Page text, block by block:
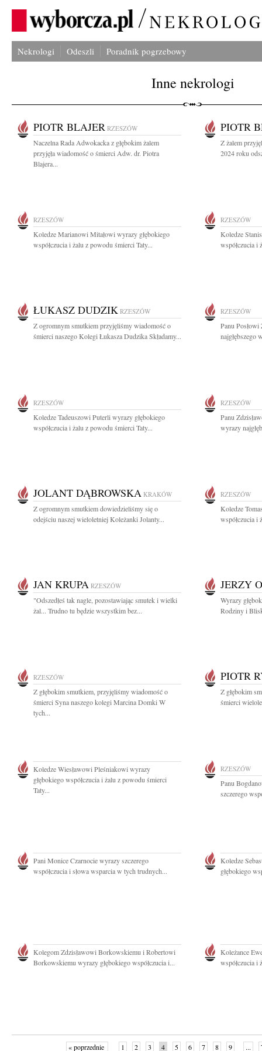
Nekrologi Odeszli Poradnik pogrzebowy
Inne nekrologi
PIOTR BLAJER RZESZÓW
Naczelna Rada Adwokacka z głębokim żalem
przyjęła wiadomość o śmierci Adw. dr. Piotra
Blajera...
PIOTR
Z żalem
2024 roku
RZESZÓW
Koledze Marianowi Mitałowi wyrazy głębokiego
współczucia i żalu z powodu śmierci Taty...
RZESZÓW
Koledze
współczucia i
ŁUKASZ DUDZIK RZESZÓW
Z ogromnym smutkiem przyjęliśmy wiadomość o
śmierci naszego Kolegi Łukasza Dudzika Składamy...
RZESZÓW
Panu
najgłębszego
RZESZÓW
Koledze Tadeuszowi Puterli wyrazy głębokiego
współczucia i żalu z powodu śmierci Taty...
RZESZÓW
Panu
wyrazy
JOLANT DĄBROWSKA KRAKÓW
Z ogromnym smutkiem dowiedzieliśmy się o
odejściu naszej wieloletniej Koleżanki Jolanty...
RZESZÓW
Koledze
współczucia i
JAN KRUPA RZESZÓW
"Odszedłeś tak nagle, pozostawiając smutek i wielki
żal... Trudno tu będzie wszystkim bez...
JERZY
Wyrazy
Rodziny i
RZESZÓW
Z głębokim smutkiem, przyjęliśmy wiadomość o
śmierci Syna naszego kolegi Marcina Domki W
tych...
PIOTR
Z głębokim
śmierci
Koledze Wiesławowi Pleśniakowi wyrazy
głębokiego współczucia i żalu z powodu śmierci
Taty...
RZESZÓW
Panu
szczerego
Pani Monice Czarnocie wyrazy szczerego
współczucia i słowa wsparcia w tych trudnych...
Koledze
głębokiego
Kolegom Zdzisławowi Borkowskiemu i Robertowi
Borkowskiemu wyrazy głębokiego współczucia i...
Koleżance
współczucia i
« poprzednie 1 2 3 4 5 6 7 8 9 ...